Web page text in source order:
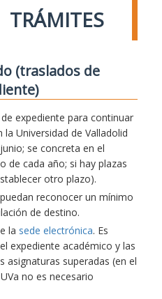
TRÁMITES
(traslados de
expediente para continuar
Universidad de Valladolid
se concreta en el
de cada año; si hay plazas
otro plazo).
reconocer un mínimo
de destino.
la sede electrónica. Es
expediente académico y las
asignaturas superadas (en el
no es necesario